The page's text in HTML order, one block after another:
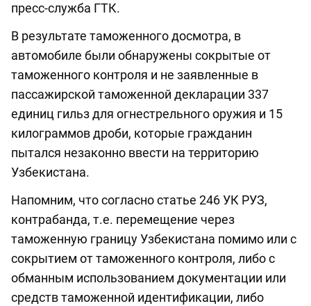
пресс-служба ГТК.
В результате таможенного досмотра, в
автомобиле были обнаружены сокрытые от
таможенного контроля и не заявленные в
пассажирской таможенной декларации 337
единиц гильз для огнестрельного оружия и 15
килограммов дроби, которые гражданин
пытался незаконно ввести на территорию
Узбекистана.
Напомним, что согласно статье 246 УК РУЗ,
контрабанда, т.е. перемещение через
таможенную границу Узбекистана помимо или с
сокрытием от таможенного контроля, либо с
обманным использованием документации или
средств таможенной идентификации, либо